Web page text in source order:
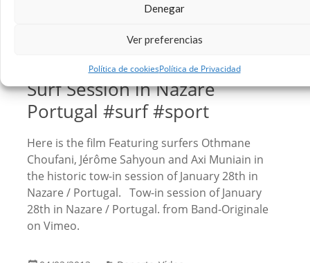
Denegar
Ver preferencias
Política de cookiesPolítica de Privacidad
Surf Session in Nazare
Portugal #surf #sport
Here is the film Featuring surfers Othmane
Choufani, Jérôme Sahyoun and Axi Muniain in
the historic tow-in session of January 28th in
Nazare / Portugal. Tow-in session of January
28th in Nazare / Portugal. from Band-Originale
on Vimeo.